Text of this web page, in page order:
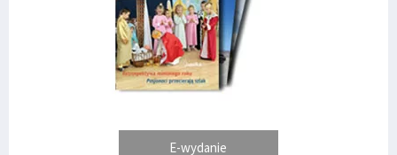
E-wydanie